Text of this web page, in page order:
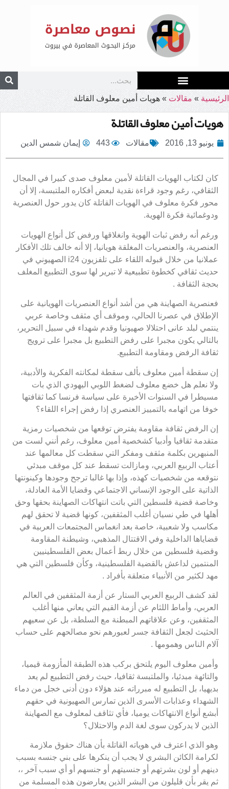
الرئيسية » مقالات » هويات أمين معلوف القاتلة
هويات أمين معلوف القاتلة
يونيو 13, 2016 مقالات 443 إيمان شمس الدين
كان لكتاب الهويات القاتلة لأمين معلوف صدى كبيرا في المجال
الثقافي، رغم وجود قراءة نقدية لبعض أفكاره الملتبسة، إلا أن
محور فكرة معلوف في الهويات القاتلة كان يدور حول العنصرية
ودوغمائية فكرة الهوية.
ورغم أنه رفض ثبات الهوية وانغلاقها ورفض كل أنواع الهويات
العنصرية، والعنصريات المغلقة هويانيا، إلا أنه خالف تلك الأفكار
عملانيا من خلال قبوله اللقاء على تلفزيون i24 الصهيوني في
حديث ثقافي كخطوة تطبيعية لا تبرير لها سوى التطبيع المغلف
بحجة الثقافة .
فعنصرية الصهاينة هي من أشد أنواع العنصريات الهويانية على
الإطلاق في عصرنا الحالي، وموقف أي مثقف وخاصة عربي
ينتمي لبلد عانى احتلالا صهيونيا وقدم شهداء في سبيل التحرير،
بالتالي يكون مجبرا على رفض التطبيع بل مجبرا على ترويج
ثقافة الرفض ومقاومة التطبيع.
إن سقطة أمين معلوف بألف سقطة لمكانته الفكرية والأدبية،
ولا نعلم هل خضع معلوف لضغط اللوبي اليهودي الذي بات
مسيطرا في السنوات الأخيرة على سياسة فرنسا كما ثقافتها
خوفا من اتهامه بالتمييز العنصري إذا رفض إجراء اللقاء؟
إن الرفض ثقافة مقاومة يفترض توقعها من شخصيات رمزية
متقدمة ثقافيا وأدبيا كشخصية أمين معلوف، رغم أنني لست من
المنبهرين بكلمة مثقف ومفكر التي سقطت كل معالمها عند
أعتاب الربيع العربي، ومازالت تسقط عند كل موقف مبدئي
نتوقعه من شخصيات كهذه، وإذا بها غالبا ترجح وجودها وكينونتها
الذاتية على الوجود الإنساني الاجتماعي وقضايا الأمة العادلة،
وخاصة قضية فلسطين التي باتت انتهاكات الصهاينة بحقها وحق
أهلها في طي نسيان أغلب المثقفين، كونها قضية لا تحقق لهم
مكاسب ولا شعبية، خاصة بعد انغماس المجتمعات العربية في
قضاياها الداخلية وفي الاقتتال المذهبي، وشيطنة المقاومة
وقضية فلسطين من خلال ربط أعمال بعض الفلسطينيين
المنتمين لداعش بالقضية الفلسطينية، وكأن فلسطين التي هي
مهد لكثير من الأنبياء متعلقة بأفراد .
لقد كشف الربيع العربي الستار عن أزمة المثقفين في العالم
العربي، وأماط اللثام عن أزمة القيم التي يعاني منها أغلب
المثقفين، وعن علاقاتهم المبطنة مع السلطة، بل عن سعيهم
الحثيث لجعل الثقافة جسر لعبورهم نحو مصالحهم على حساب
آلام الناس وهمومها .
وأمين معلوف اليوم يلتحق بركب هذه الطبقة المأزومة قيميا،
والتائهة مبدئيا، والملتبسة ثقافيا، حيث رفض التطبيع لم يعد
بديهيا، بل التطبيع له مبرراته عند هؤلاء دون أدنى خجل من دماء
الشهداء وعذابات الأسرى الذين تمارس الصهيونية في حقهم
أبشع أنواع الانتهاكات يوميا، فأي تثاقف لمعلوف مع الصهاينة
الذين لا يدركون سوى لغة الدم والاحتلال؟
وهو الذي اعترف في هوياته القاتلة بأن هناك حقوق ملازمة
لكرامة الكائن البشري لا يجب أن ينكرها على بني جنسه بسبب
دينهم أو لون بشرتهم أو جنسيتهم أو جنسهم أو أي سبب آخر ،،
ثم يقر بأن قليلون من البشر الذين يعارضون هذه المسلمة من